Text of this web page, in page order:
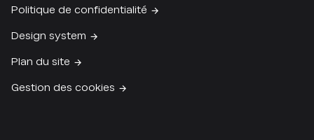
Politique de confidentialité
Design system
Plan du site
Gestion des cookies